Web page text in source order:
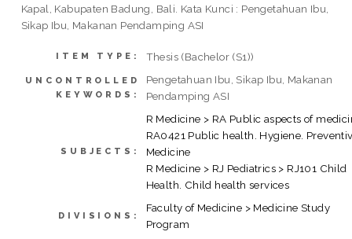
Kapal, Kabupaten Badung, Bali. Kata Kunci : Pengetahuan Ibu,
Sikap Ibu, Makanan Pendamping ASI
ITEM TYPE: Thesis (Bachelor (S1))
UNCONTROLLED
KEYWORDS:
Pengetahuan Ibu, Sikap Ibu, Makanan
Pendamping ASI
SUBJECTS:
R Medicine > RA Public aspects of
RA0421 Public health. Hygiene.
Medicine
R Medicine > RJ Pediatrics > RJ101 Child
Health. Child health services
DIVISIONS:
Faculty of Medicine > Medicine Study
Program